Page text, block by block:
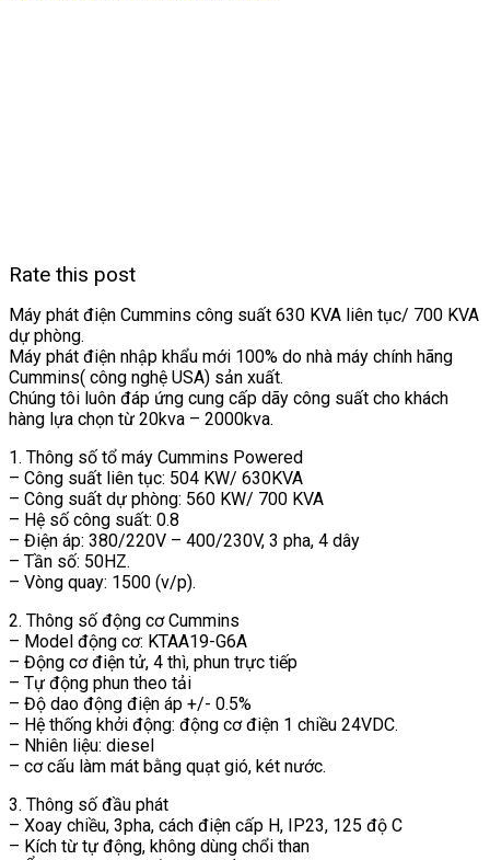
Rate this post
Máy phát điện Cummins công suất 630 KVA liên tục/ 700 KVA
dự phòng.
Máy phát điện nhập khẩu mới 100% do nhà máy chính hãng
Cummins( công nghệ USA) sản xuất.
Chúng tôi luôn đáp ứng cung cấp dãy công suất cho khách
hàng lựa chọn từ 20kva – 2000kva.
1. Thông số tổ máy Cummins Powered
– Công suất liên tục: 504 KW/ 630KVA
– Công suất dự phòng: 560 KW/ 700 KVA
– Hệ số công suất: 0.8
– Điện áp: 380/220V – 400/230V, 3 pha, 4 dây
– Tần số: 50HZ.
– Vòng quay: 1500 (v/p).
2. Thông số động cơ Cummins
– Model động cơ: KTAA19-G6A
– Động cơ điện tử, 4 thì, phun trực tiếp
– Tự động phun theo tải
– Độ dao động điện áp +/- 0.5%
– Hệ thống khởi động: động cơ điện 1 chiều 24VDC.
– Nhiên liệu: diesel
– cơ cấu làm mát bằng quạt gió, két nước.
3. Thông số đầu phát
– Xoay chiều, 3pha, cách điện cấp H, IP23, 125 độ C
– Kích từ tự động, không dùng chổi than